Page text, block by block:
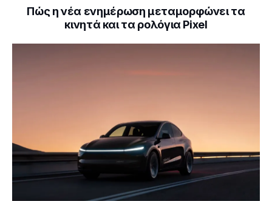
Πώς η νέα ενημέρωση μεταμορφώνει τα
κινητά και τα ρολόγια Pixel